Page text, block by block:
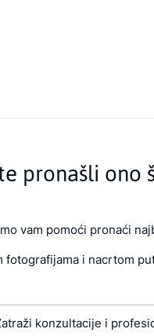
pronašli ono
vam pomoći pronaći
i nacrtom
konzultacije i